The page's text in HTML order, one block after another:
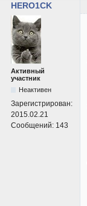
HERO1CK
Активный
участник
Неактивен
Зарегистрирован:
2015.02.21
Сообщений: 143